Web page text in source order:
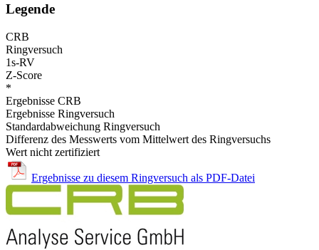
Legende
CRB
Ringversuch
1s-RV
Z-Score
*
Ergebnisse CRB
Ergebnisse Ringversuch
Standardabweichung Ringversuch
Differenz des Messwerts vom Mittelwert des Ringversuchs
Wert nicht zertifiziert
Ergebnisse zu diesem Ringversuch als PDF-Datei